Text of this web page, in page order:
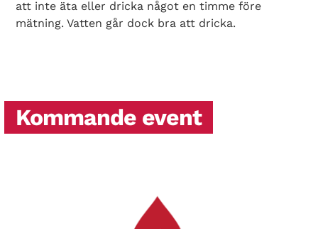
Search Diabetes Wellness Sverige
att inte äta eller dricka något en timme före
mätning. Vatten går dock bra att dricka.
Kommande event